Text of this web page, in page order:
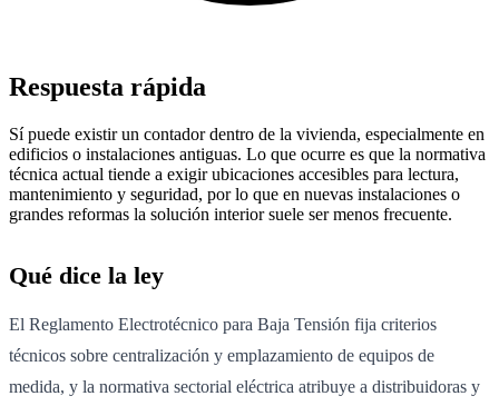
Respuesta rápida
Sí puede existir un contador dentro de la vivienda, especialmente en
edificios o instalaciones antiguas. Lo que ocurre es que la normativa
técnica actual tiende a exigir ubicaciones accesibles para lectura,
mantenimiento y seguridad, por lo que en nuevas instalaciones o
grandes reformas la solución interior suele ser menos frecuente.
Qué dice la ley
El Reglamento Electrotécnico para Baja Tensión fija criterios
técnicos sobre centralización y emplazamiento de equipos de
medida, y la normativa sectorial eléctrica atribuye a distribuidoras y